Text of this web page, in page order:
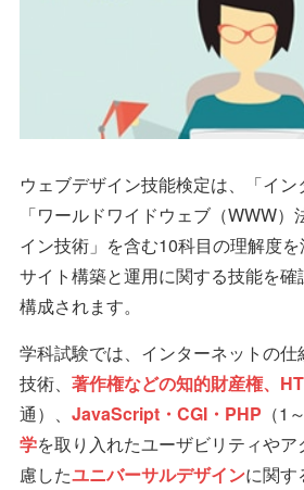
ウェブデザイン技能検定は、「イン
「ワールドワイドウェブ（WWW
イン技術」を含む10科目の理解度
サイト構築と運用に関する技能を確
構成されます。
学科試験では、インターネットの仕
技術、 著作権などの知的財産権、
通）、 JavaScript・CGI・PHP （1
学を取り入れたユーザビリティや
慮したユニバーサルデザインに関す